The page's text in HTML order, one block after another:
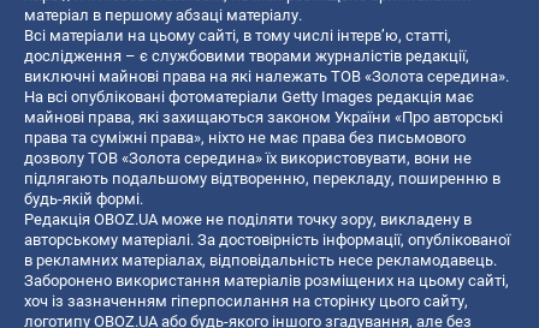
матеріал в першому абзаці матеріалу.
Всі матеріали на цьому сайті, в тому числі інтерв’ю, статті,
дослідження – є службовими творами журналістів редакції,
виключні майнові права на які належать ТОВ «Золота середина».
На всі опубліковані фотоматеріали Getty Images редакція має
майнові права, які захищаються законом України «Про авторські
права та суміжні права», ніхто не має права без письмового
дозволу ТОВ «Золота середина» їх використовувати, вони не
підлягають подальшому відтворенню, перекладу, поширенню в
будь-якій формі.
Редакція OBOZ.UA може не поділяти точку зору, викладену в
авторському матеріалі. За достовірність інформації, опублікованої
в рекламних матеріалах, відповідальність несе рекламодавець.
Заборонено використання матеріалів розміщених на цьому сайті,
хоч із зазначенням гіперпосилання на сторінку цього сайту,
логотипу OBOZ.UA або будь-якого іншого згадування, але без